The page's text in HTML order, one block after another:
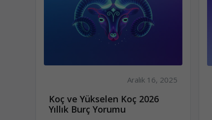
Aralık 16, 2025
Koç ve Yükselen Koç 2026
Yıllık Burç Yorumu